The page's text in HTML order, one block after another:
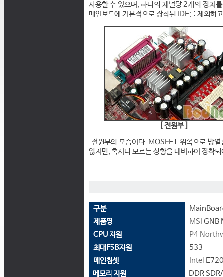
사용할 수 있으며, 하나의 채널당 2개의 장치
메인보드에 기본적으로 장착된 IDE를 제외하
[ 전원부 ]
전원부의 모습이다. MOSFET 위쪽으로 방
않지만, 혹시나 모르는 상황을 대비하여 장착
구분
제품명
MSI GNB
CPU 지원
P4
최대FSB지원
533
메인칩셋
Intel
메모리 지원
DDR